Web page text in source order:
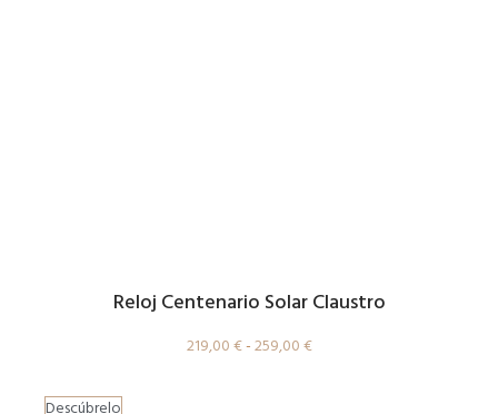
Reloj Centenario Solar Claustro
219,00 €- 259,00 €
Descúbrelo